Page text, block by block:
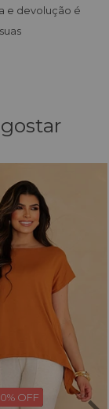
e devolução é
OFF